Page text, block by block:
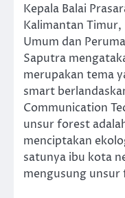
Kepala Balai
Kalimantan Timur,
Umum dan
Saputra
merupakan tema
smart
Communication
unsur forest
menciptakan
satunya ibu kota
mengusung unsur